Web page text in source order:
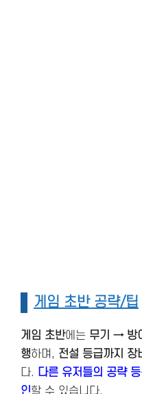
게임 초반 공략/팁
게임 초반에는 무기 → 방
행하며, 전설 등급까지 장
다​​​​​. 다른 유저들의 공략
인할 수 있습니다.